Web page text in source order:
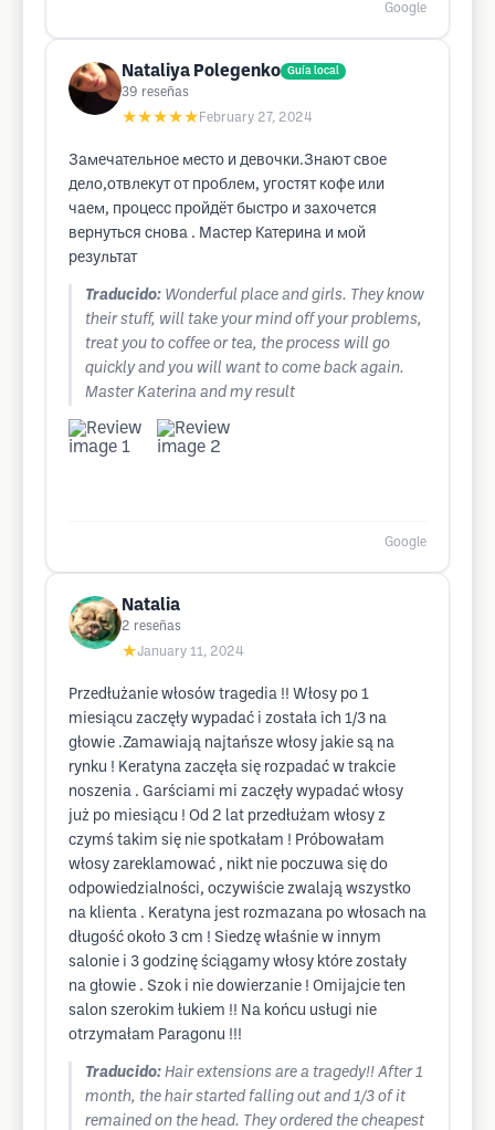
Google
Nataliya Polegenko Guía local
39 reseñas
★★★★★ February 27, 2024
Замечательное место и девочки.Знают свое
дело,отвлекут от проблем, угостят кофе или
чаем, процесс пройдёт быстро и захочется
вернуться снова . Мастер Катерина и мой
результат
Traducido: Wonderful place and girls. They know
their stuff, will take your mind off your problems,
treat you to coffee or tea, the process will go
quickly and you will want to come back again.
Master Katerina and my result
Google
Natalia
2 reseñas
★January 11, 2024
Przedłużanie włosów tragedia !! Włosy po 1
miesiącu zaczęły wypadać i została ich 1/3 na
głowie .Zamawiają najtańsze włosy jakie są na
rynku ! Keratyna zaczęła się rozpadać w trakcie
noszenia . Garściami mi zaczęły wypadać włosy
już po miesiącu ! Od 2 lat przedłużam włosy z
czymś takim się nie spotkałam ! Próbowałam
włosy zareklamować , nikt nie poczuwa się do
odpowiedzialności, oczywiście zwalają wszystko
na klienta . Keratyna jest rozmazana po włosach na
długość około 3 cm ! Siedzę właśnie w innym
salonie i 3 godzinę ściągamy włosy które zostały
na głowie . Szok i nie dowierzanie ! Omijajcie ten
salon szerokim łukiem !! Na końcu usługi nie
otrzymałam Paragonu !!!
Traducido: Hair extensions are a tragedy!! After 1
month, the hair started falling out and 1/3 of it
remained on the head. They ordered the cheapest